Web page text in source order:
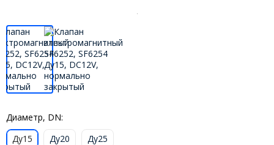
Диаметр, DN:
Ду15
Ду20 Ду25